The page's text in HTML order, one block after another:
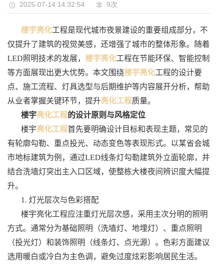
2025-07-14 14:32:54 9次
楼宇亮化工程是现代城市夜景建设的重要组成部分，不
仅提升了建筑的视觉美感，还增强了城市的整体形象。随着
LED照明技术的发展， 楼宇亮化工程在节能环保、智能控制
等方面展现出更大优势。本文围绕楼宇亮化工程的设计要
点、施工流程、灯具选型与后期维护等内容展开分析，帮助
从业者掌握关键环节，提升亮化工程质量。
楼宇亮化工程的设计原则与风格定位
楼宇亮化工程首先要明确设计目标和表现主题，常见的
有轮廓勾勒、重点投光、动态变色等表现形式。以某省会城
市地标建筑为例，通过LED线条灯勾勒建筑外立面轮廓，并
结合洗墙灯突出主入口区域，使整栋大楼夜间辨识度大幅提
升。
1. 灯光层次与色彩搭配
楼宇亮化工程应注重灯光层次感，采用主次分明的照明
方式。通常分为基础照明（洗墙灯、地埋灯）、重点照明
（投光灯）和装饰照明（线条灯、点光源）。色彩方面建议
选用暖白或冷白为主色调，避免过度炫彩影响居民生活。